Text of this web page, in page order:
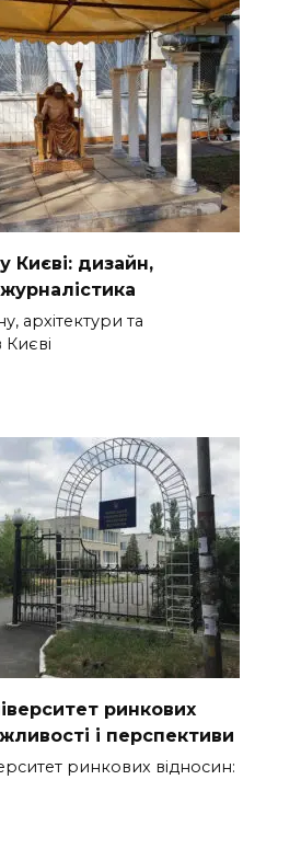
Києві: дизайн,
архітектури та
ринкових
і перспективи
ринкових відносин: